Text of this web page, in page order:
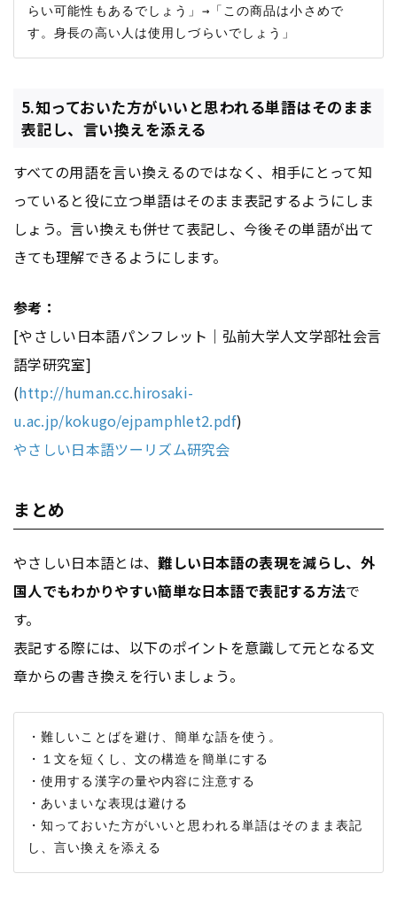
らい可能性もあるでしょう」→「この商品は小さめで
5.知っておいた方がいいと思われる単語はそのまま
表記し、言い換えを添える
すべての用語を言い換えるのではなく、相手にとって知
っていると役に立つ単語はそのまま表記するようにしま
しょう。言い換えも併せて表記し、今後その単語が出て
きても理解できるようにします。
参考：
[やさしい日本語パンフレット｜弘前大学人文学部社会言
語学研究室]
(http://human.cc.hirosaki-
u.ac.jp/kokugo/ejpamphlet2.pdf)
やさしい日本語ツーリズム研究会
まとめ
やさしい日本語とは、難しい日本語の表現を減らし、外
国人でもわかりやすい簡単な日本語で表記する方法で
す。
表記する際には、以下のポイントを意識して元となる文
章からの書き換えを行いましょう。
・難しいことばを避け、簡単な語を使う。
・１文を短くし、文の構造を簡単にする
・使用する漢字の量や内容に注意する
・あいまいな表現は避ける
・知っておいた方がいいと思われる単語はそのまま表記